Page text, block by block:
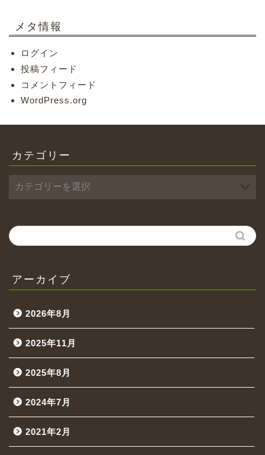
メタ情報
ログイン
投稿フィード
コメントフィード
WordPress.org
カテゴリー
アーカイブ
2026年8月
2025年11月
2025年8月
2024年7月
2021年2月